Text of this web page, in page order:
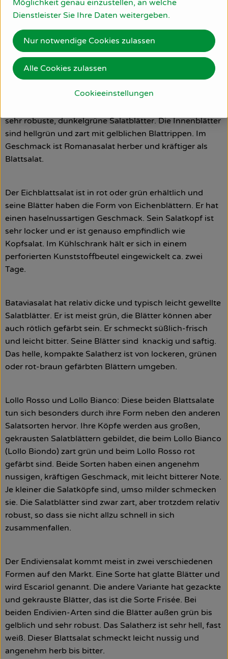
robust macht. Im Kühlschrank hält er als Ganzes in Folie
verpackt, bis zu zwei Wochen. Aufgeschnitten sollte er
nicht länger als eine Woche aufbewahrt werden. Die
knackigen Salatblätter haben einen herzhaften, leicht
herben Geschmack.
Der Romana oder auch Römersalat ist kein typisch
sehr robuste, dunkelgrüne Salatblätter. Die Innenblätter
sind hellgrün und zart mit gelblichen Blattrippen. Im
Geschmack ist Romanasalat herber und kräftiger als
Blattsalat.
Der Eichblattsalat ist in rot oder grün erhältlich und
seine Blätter haben die Form von Eichenblättern. Er hat
einen haselnussartigen Geschmack. Sein Salatkopf ist
sehr locker und er ist genauso empfindlich wie
Kopfsalat. Im Kühlschrank hält er sich in einem
perforierten Kunststoffbeutel eingewickelt ca. zwei
Tage.
Bataviasalat hat relativ dicke und typisch leicht gewellte
Salatblätter. Er ist meist grün, die Blätter können aber
auch rötlich gefärbt sein. Er schmeckt süßlich-frisch
und leicht bitter. Seine Blätter sind knackig und saftig.
Das helle, kompakte Salatherz ist von lockeren, grünen
oder rot-braun gefärbten Blättern umgeben.
Lollo Rosso und Lollo Bianco: Diese beiden Blattsalate
tun sich besonders durch ihre Form neben den anderen
Salatsorten hervor. Ihre Köpfe werden aus großen,
gekrausten Salatblättern gebildet, die beim Lollo Bianco
(Lollo Biondo) zart grün und beim Lollo Rosso rot
gefärbt sind. Beide Sorten haben einen angenehm
nussigen, kräftigen Geschmack, mit leicht bitterer Note.
Je kleiner die Salatköpfe sind, umso milder schmecken
sie. Die Salatblätter sind zwar zart, aber trotzdem relativ
robust, so dass sie nicht allzu schnell in sich
zusammenfallen.
Der Endiviensalat kommt meist in zwei verschiedenen
Formen auf den Markt. Eine Sorte hat glatte Blätter und
wird Escariol genannt. Die andere Variante hat gezackte
und gekrauste Blätter, das ist die Sorte Frisée. Bei
beiden Endivien-Arten sind die Blätter außen grün bis
gelblich und sehr robust. Das Salatherz ist sehr hell, fast
weiß. Dieser Blattsalat schmeckt leicht nussig und
angenehm herb bis bitter.
Möglichkeit genau einzustellen, an welche
Dienstleister Sie Ihre Daten weitergeben.
Cookieeinstellungen
Nur notwendige Cookies zulassen
Alle Cookies zulassen